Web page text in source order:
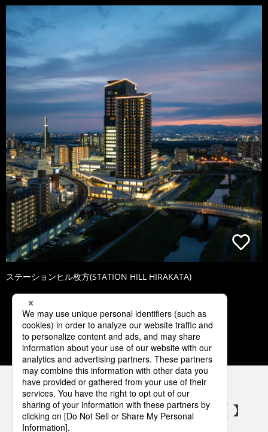
ステーションヒル枚方(STATION HILL HIRAKATA)
1 2 3 4 5
パナソニックの電気設備 SNSアカウント